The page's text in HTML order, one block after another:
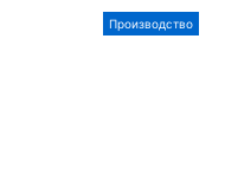
Производство